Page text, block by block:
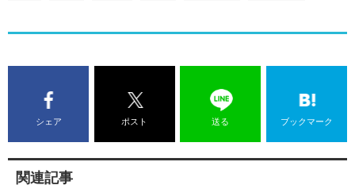
シェア ポスト 送る ブックマーク
関連記事